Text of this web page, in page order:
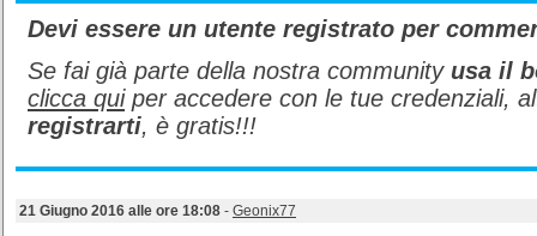
Devi essere un utente registrato per
Se fai già parte della nostra community usa il
clicca quiper accedere con le tue credenziali,
registrarti, è gratis!!!
21 Giugno 2016 alle ore 18:08 - Geonix77